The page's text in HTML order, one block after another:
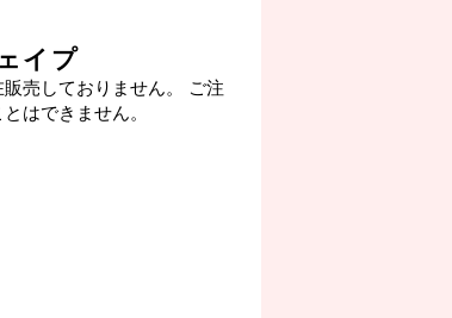
イプ
売しておりません。 ご注
はできません。